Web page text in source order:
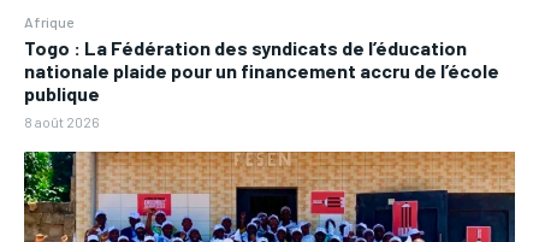
Afrique
Togo : La Fédération des syndicats de l’éducation
nationale plaide pour un financement accru de l’école
publique
8 août 2026